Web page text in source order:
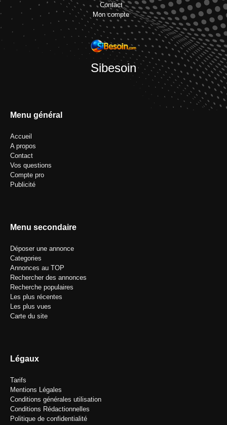
Contact
Mon compte
Sibesoin
Menu général
Accueil
A propos
Contact
Vos questions
Compte pro
Publicité
Menu secondaire
Déposer une annonce
Categories
Annonces au TOP
Rechercher des annonces
Recherche populaires
Les plus récentes
Les plus vues
Carte du site
Légaux
Tarifs
Mentions Légales
Conditions générales utilisation
Conditions Rédactionnelles
Politique de confidentialité